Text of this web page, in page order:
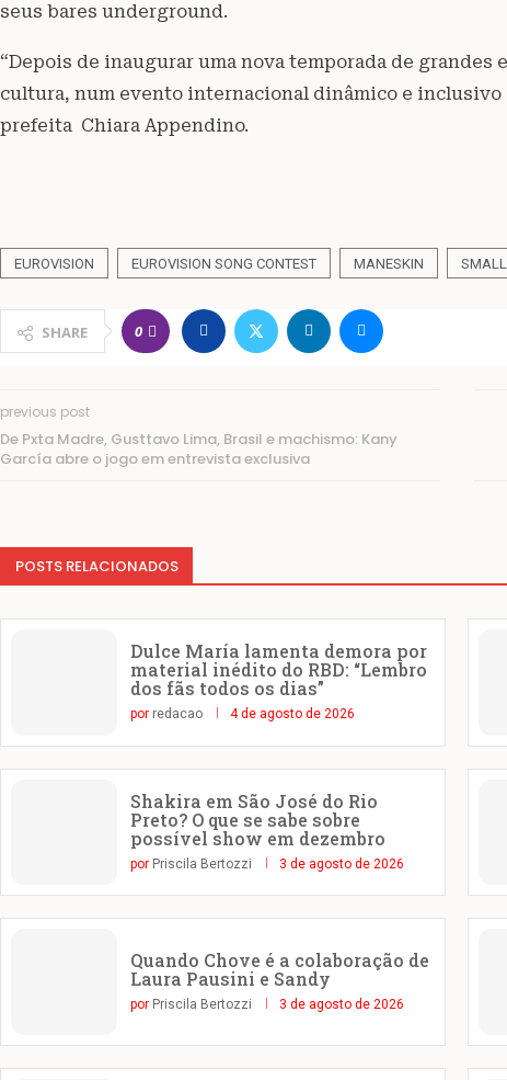
seus bares underground.
“Depois de inaugurar uma nova temporada de grandes
cultura, num evento internacional dinâmico e inclusivo
prefeita Chiara Appendino.
EUROVISION EUROVISION SONG CONTEST MANESKIN
SHARE 0
previous post
De Pxta Madre, Gusttavo Lima, Brasil e machismo: Kany
García abre o jogo em entrevista exclusiva
POSTS RELACIONADOS
Dulce María lamenta demora por
material inédito do RBD: “Lembro
dos fãs todos os dias”
por redacao 4 de agosto de 2026
Shakira em São José do Rio
Preto? O que se sabe sobre
possível show em dezembro
por Priscila Bertozzi 3 de agosto de 2026
Quando Chove é a colaboração de
Laura Pausini e Sandy
por Priscila Bertozzi 3 de agosto de 2026